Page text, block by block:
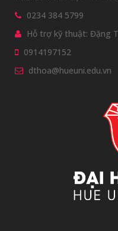
0234 384 5799
Hỗ trợ kỹ thuật: Đặng
0914197152
dthoa@hueuni.edu.vn